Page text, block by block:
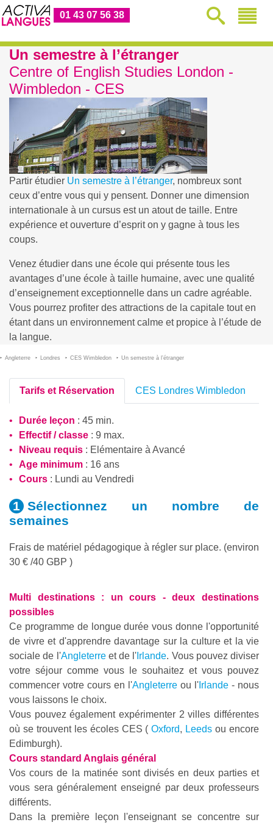
01 43 07 56 38
Un semestre à l’étranger
Centre of English Studies London -
Wimbledon - CES
Partir étudier Un semestre à l’étranger, nombreux sont
ceux d’entre vous qui y pensent. Donner une dimension
internationale à un cursus est un atout de taille. Entre
expérience et ouverture d’esprit on y gagne à tous les
coups.
Venez étudier dans une école qui présente tous les
avantages d’une école à taille humaine, avec une qualité
d’enseignement exceptionnelle dans un cadre agréable.
Vous pourrez profiter des attractions de la capitale tout en
étant dans un environnement calme et propice à l’étude de
la langue.
Angleterre Londres CES Wimbledon Un semestre à l’étranger
Tarifs et Réservation CES Londres Wimbledon
Durée leçon : 45 min.
Effectif / classe : 9 max.
Niveau requis : Elémentaire à Avancé
Age minimum : 16 ans
Cours : Lundi au Vendredi
Sélectionnez un nombre de
semaines
Frais de matériel pédagogique à régler sur place. (environ
30 € /40 GBP )
Multi destinations : un cours - deux destinations
possibles
Ce programme de longue durée vous donne l'opportunité
de vivre et d'apprendre davantage sur la culture et la vie
sociale de l'Angleterreet de l' Irlande. Vous pouvez diviser
votre séjour comme vous le souhaitez et vous pouvez
commencer votre cours en l'Angleterre ou l' Irlande - nous
vous laissons le choix.
Vous pouvez également expérimenter 2 villes différentes
où se trouvent les écoles CES (Oxford, Leeds ou encore
Edimburgh).
Cours standard Anglais général
Vos cours de la matinée sont divisés en deux parties et
vous sera généralement enseigné par deux professeurs
différents.
Dans la première leçon l'enseignant se concentre sur